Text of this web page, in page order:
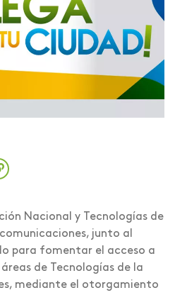
Nacional y Tecnologías de
junto al
para fomentar el acceso a
de Tecnologías de la
mediante el otorgamiento